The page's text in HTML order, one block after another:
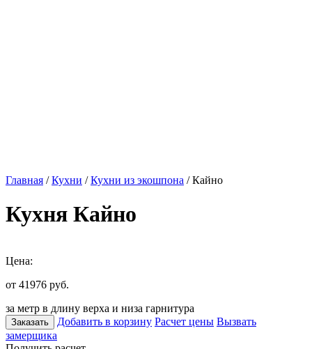
Главная /Кухни /Кухни из экошпона / Кайно
Кухня Кайно
Цена:
от 41976 руб.
за метр в длину верха и низа гарнитура
Заказать Добавить в корзину Расчет цены Вызвать
замерщика